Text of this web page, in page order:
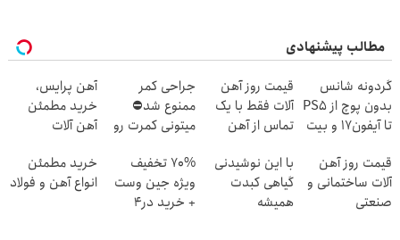
مطالب پیشنهادی
گردونه شانس
بدون پوچ از PS5
تا آیفون17 و بیت
قیمت روز آهن
آلات فقط با یک
تماس از آهن
جراحی کمر
ممنوع شد⛔
میتونی کمرت رو
کنی! 👈🏻
پرسش‌نامه
آهن پرایس،
خرید مطمئن
آهن آلات
قیمت روز آهن
آلات ساختمانی و
صنعتی
با این نوشیدنی
گیاهی کبدت
همیشه
70% تخفیف
ویژه جین وست
+ خرید در4
خرید مطمئن
انواع آهن و فولاد